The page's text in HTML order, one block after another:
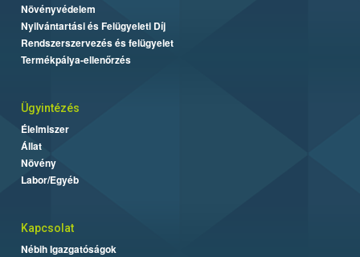
Növényvédelem
Nyilvántartási és Felügyeleti Díj
Rendszerszervezés és felügyelet
Termékpálya-ellenőrzés
Ügyintézés
Élelmiszer
Állat
Növény
Labor/Egyéb
Kapcsolat
Nébih Igazgatóságok